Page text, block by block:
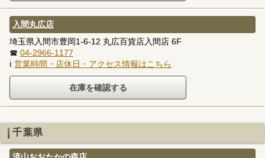
入間丸広店
埼玉県入間市豊岡1-6-12 丸広百貨店入間店 6F
☎ 04-2966-1177
ℹ 営業時間・店休日・アクセス情報はこちら
千葉県